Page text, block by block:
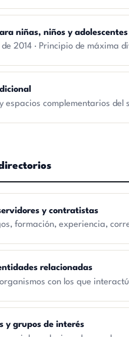
niñas, niños y adolescentes
de 2014 · Principio de máxima
espacios complementarios del
y contratistas
formación, experiencia,
relacionadas
con los que
y grupos de interés